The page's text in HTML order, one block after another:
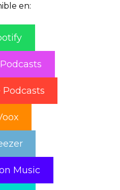
en:
Podcasts
Music